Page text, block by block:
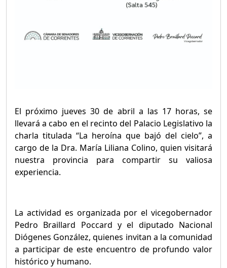
El próximo jueves 30 de abril a las 17 horas, se
llevará a cabo en el recinto del Palacio Legislativo la
charla titulada “La heroína que bajó del cielo”, a
cargo de la Dra. María Liliana Colino, quien visitará
nuestra provincia para compartir su valiosa
experiencia.
La actividad es organizada por el vicegobernador
Pedro Braillard Poccard y el diputado Nacional
Diógenes González, quienes invitan a la comunidad
a participar de este encuentro de profundo valor
histórico y humano.